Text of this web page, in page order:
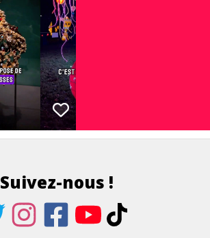
Suivez-nous !